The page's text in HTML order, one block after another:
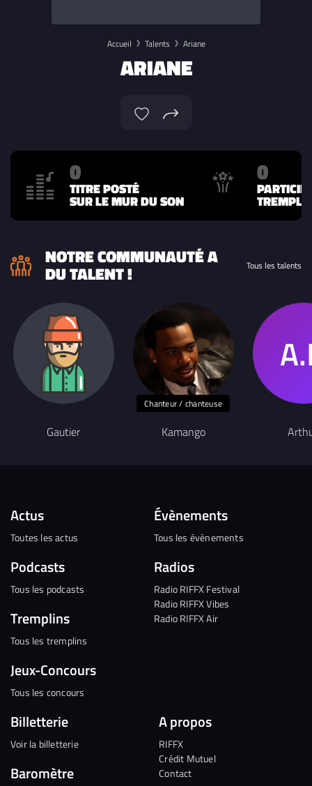
Accueil Talents Ariane
ARIANE
0
TITRE POSTÉ
SUR LE MUR DU SON
0
NOTRE COMMUNAUTÉ A
DU TALENT ! Tous les talents
Gautier
Chanteur / chanteuse
Kamango
Actus
Toutes les actus
Podcasts
Tous les podcasts
Tremplins
Tous les tremplins
Jeux-Concours
Tous les concours
Évènements
Tous les évènements
Radios
Radio RIFFX Festival
Radio RIFFX Vibes
Radio RIFFX Air
Billetterie
Voir la billetterie
Baromètre
A propos
RIFFX
Crédit Mutuel
Contact